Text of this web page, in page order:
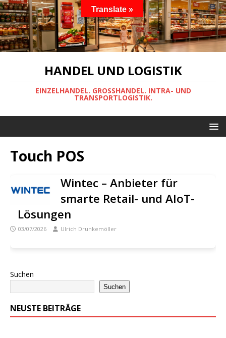
HANDEL UND LOGISTIK
EINZELHANDEL. GROSSHANDEL. INTRA- UND
TRANSPORTLOGISTIK.
Touch POS
Wintec – Anbieter für
smarte Retail- und AIoT-
Lösungen
03/07/2026 Ulrich Drunkemöller
Suchen
Suchen
NEUSTE BEITRÄGE
Translate »